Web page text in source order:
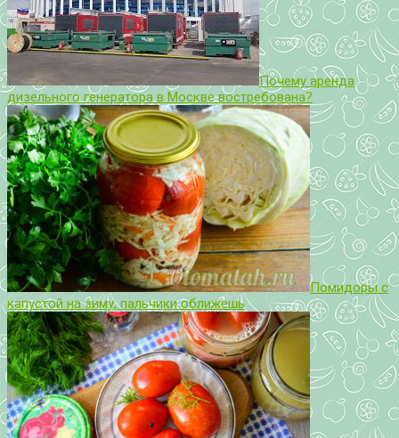
Почему аренда
дизельного генератора в Москве востребована?
Помидоры с
капустой на зиму, пальчики оближешь